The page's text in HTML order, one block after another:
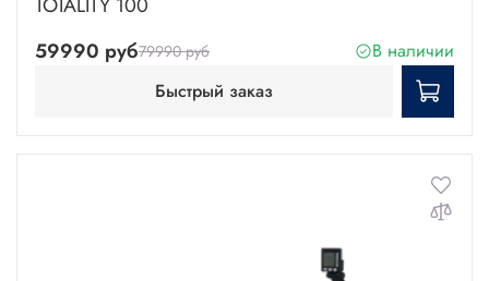
59990 руб79990 руб
В наличии
Быстрый заказ